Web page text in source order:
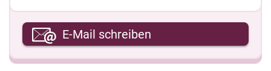
Ihre E-Mail-Adresse
E-Mail schreiben